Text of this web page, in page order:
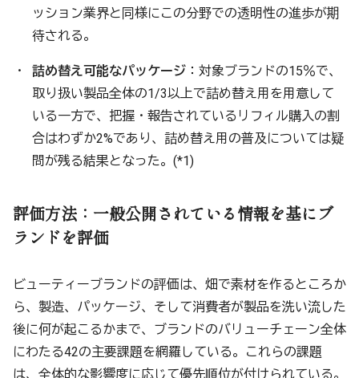
ッション業界と同様にこの分野での透明性の進歩が期
待される。
詰め替え可能なパッケージ ：対象ブランドの15％で、
取り扱い製品全体の1/3以上で詰め替え用を用意して
いる一方で、把握・報告されているリフィル購入の割
合はわずか2%であり、詰め替え用の普及については疑
問が残る結果となった。(*1)
評価方法：一般公開されている情報を基にブ
ランドを評価
ビューティーブランドの評価は、畑で素材を作るところか
ら、製造、パッケージ、そして消費者が製品を洗い流した
後に何が起こるかまで、ブランドのバリューチェーン全体
にわたる42の主要課題を網羅している。これらの課題
は、全体的な影響度に応じて優先順位が付けられている。